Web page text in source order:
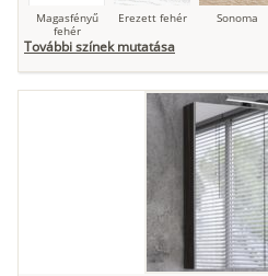
Magasfényű
fehér
Erezett fehér Sonoma
Grafit fa Loft beton
Kőszürke Nádzöld
További színek mutatása